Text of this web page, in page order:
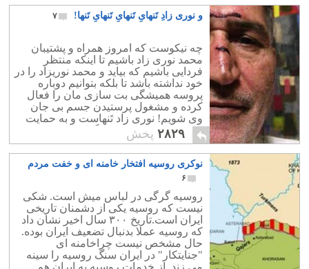
و نوری زادِ تَنهایِ تَنهایِ تَنهایِ تَنها! ۷
چه نیکوست که امروز همراه و پشتیبان
محمد نوری زاد باشیم تا اینکه منتظر
فردایی باشیم که بیاید و محمد نوریزاد را در
خود نداشته باشد تا بلکه بتوانیم دوباره
پروسه همیشگی بت سازی مان را فعال
کرده و مشغول پرستیدن جسم بی جان
وی شویم! نوری زاد تَنهاست و به حمایت
ما احتیاج دارد، تَنهایش نگذاریم.
۲۸۲۹ پخش
نوکری روسیه افتخار خامنه ای و خفت مردم
۶
روسیه گرگی در لباس میش است. شکی
نیست که روسیه یکی از دشمنان تاریخی
ایران است.تاریخ ۳۰۰ سال اخیر نشان داد
که روسیه عملا بدنبال تضعیف ایران بوده.
حال مشخص نیست چراخامنه ای
"جنایتکار" در ایران سنگ روسیه را سینه
می زند. از خدمات روسیه به ایران هم